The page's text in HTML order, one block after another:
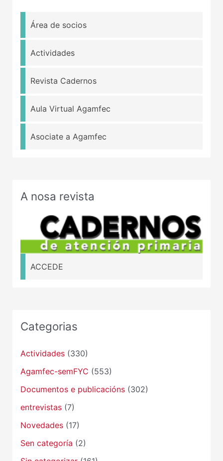
Área de socios
Actividades
Revista Cadernos
Aula Virtual Agamfec
Asociate a Agamfec
A nosa revista
ACCEDE
Categorias
Actividades(330)
Agamfec-semFYC (553)
Documentos e publicacións(302)
entrevistas(7)
Novedades(17)
Sen categoría (2)